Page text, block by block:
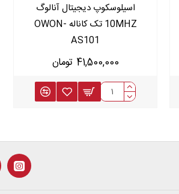
اسیلوسکوپ دیجیتال آنالوگ
10MHZ تک کاناله OWON-
AS101
41,500,000 تومان